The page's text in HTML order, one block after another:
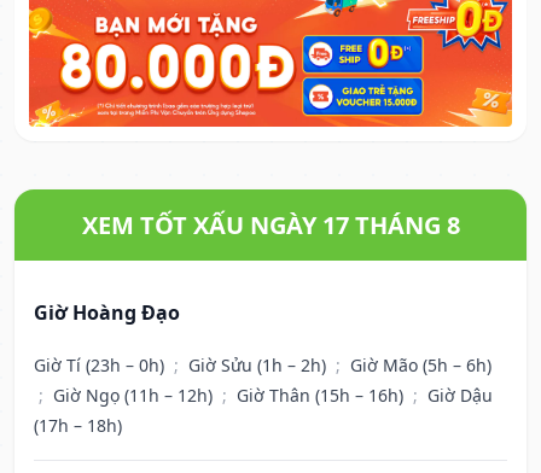
XEM TỐT XẤU NGÀY 17 THÁNG 8
Giờ Hoàng Đạo
Giờ Tí (23h – 0h) ; Giờ Sửu (1h – 2h) ; Giờ Mão (5h – 6h)
; Giờ Ngọ (11h – 12h) ; Giờ Thân (15h – 16h) ; Giờ Dậu
(17h – 18h)